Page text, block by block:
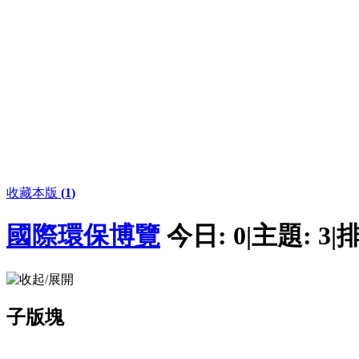
收藏本版 (1)
國際環保博覽 今日: 0|主題: 3|
子版塊